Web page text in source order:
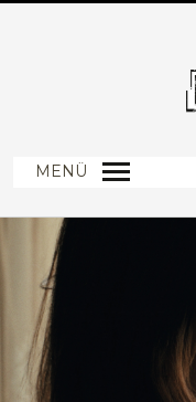
MENÜ